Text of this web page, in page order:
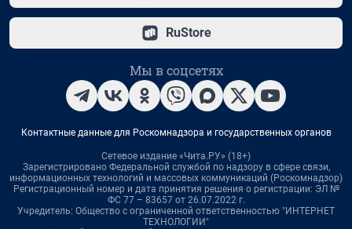
RuStore
Мы в соцсетях
Контактные данные для Роскомнадзора и государственных органов
Сетевое издание «Чита.РУ» (18+)
Зарегистрировано Федеральной службой по надзору в сфере связи,
информационных технологий и массовых коммуникаций (Роскомнадзор)
Регистрационный номер и дата принятия решения о регистрации: ЭЛ №
ФС 77 – 83657 от 26.07.2022 г.
Учредитель: Общество с ограниченной ответственностью "ИНТЕРНЕТ
ТЕХНОЛОГИИ"